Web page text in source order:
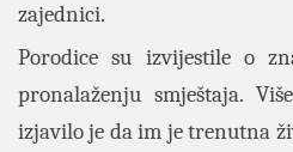
zajednici.
Porodice su izvijestile o
pronalaženju smještaja.
izjavilo je da im je trenutna